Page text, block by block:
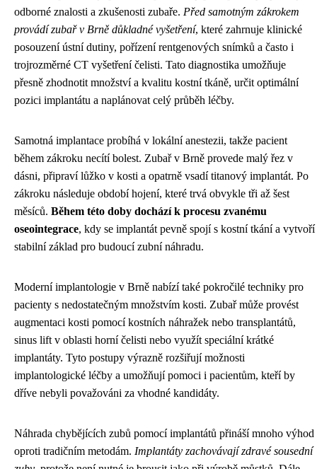
odborné znalosti a zkušenosti zubaře. Před samotným zákrokem
provádí zubař v Brně důkladné vyšetření, které zahrnuje klinické
posouzení ústní dutiny, pořízení rentgenových snímků a často i
trojrozměrné CT vyšetření čelisti. Tato diagnostika umožňuje
přesně zhodnotit množství a kvalitu kostní tkáně, určit optimální
pozici implantátu a naplánovat celý průběh léčby.
Samotná implantace probíhá v lokální anestezii, takže pacient
během zákroku necítí bolest. Zubař v Brně provede malý řez v
dásni, připraví lůžko v kosti a opatrně vsadí titanový implantát. Po
zákroku následuje období hojení, které trvá obvykle tři až šest
měsíců. Během této doby dochází k procesu zvanému
oseointegrace, kdy se implantát pevně spojí s kostní tkání a vytvoří
stabilní základ pro budoucí zubní náhradu.
Moderní implantologie v Brně nabízí také pokročilé techniky pro
pacienty s nedostatečným množstvím kosti. Zubař může provést
augmentaci kosti pomocí kostních náhražek nebo transplantátů,
sinus lift v oblasti horní čelisti nebo využít speciální krátké
implantáty. Tyto postupy výrazně rozšiřují možnosti
implantologické léčby a umožňují pomoci i pacientům, kteří by
dříve nebyli považováni za vhodné kandidáty.
Náhrada chybějících zubů pomocí implantátů přináší mnoho výhod
oproti tradičním metodám. Implantáty zachovávají zdravé sousední